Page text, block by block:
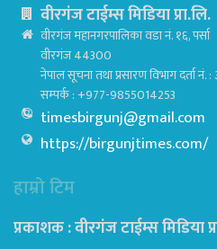
वीरगंज टाईम्स मिडिया प्रा.लि.
वीरगंज महानगरपालिका वडा नं. १६, पर्सा
वीरगंज 44300
नेपाल सूचना तथा प्रसारण विभाग दर्ता
सम्पर्क : +977-9855014253
timesbirgunj@gmail.com
https://birgunjtimes.com/
हाम्रो टिम
प्रकाशक : वीरगंज टाईम्स मिडिया